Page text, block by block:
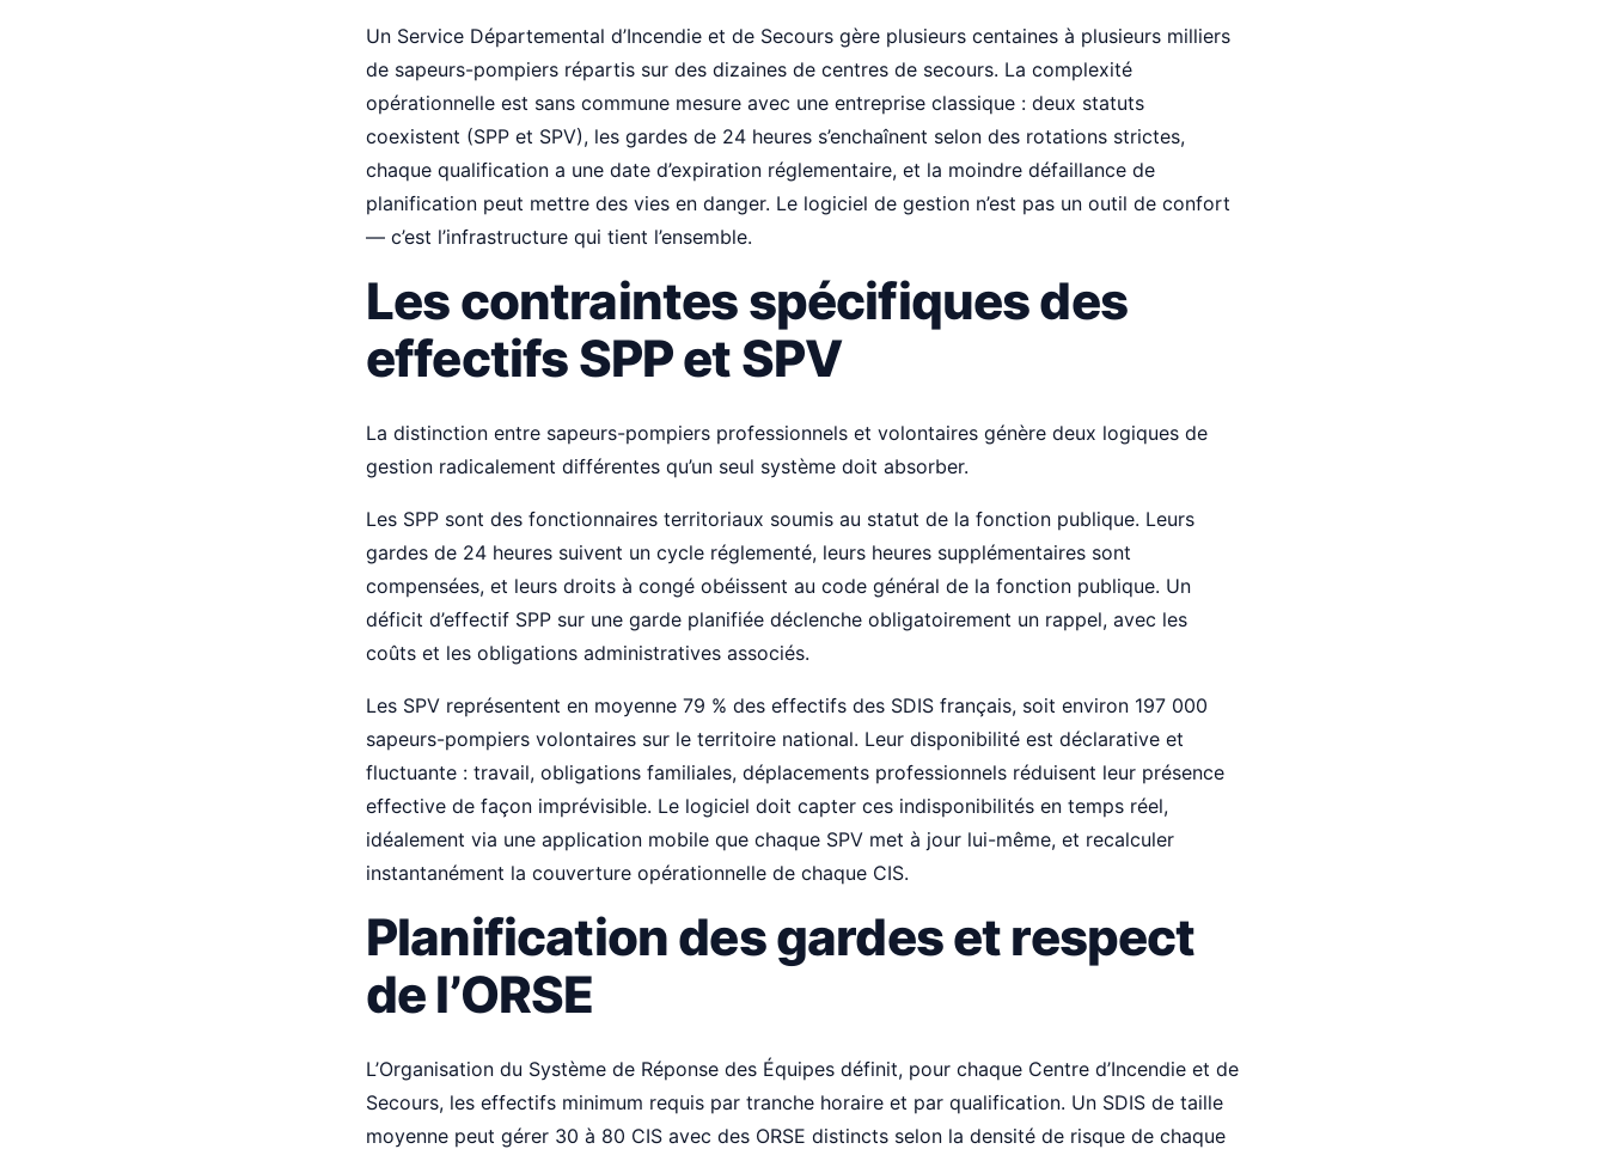
Un Service Départemental d’Incendie et de Secours gère plusieurs centaines à plusieurs milliers
de sapeurs-pompiers répartis sur des dizaines de centres de secours. La complexité
opérationnelle est sans commune mesure avec une entreprise classique : deux statuts
coexistent (SPP et SPV), les gardes de 24 heures s’enchaînent selon des rotations strictes,
chaque qualification a une date d’expiration réglementaire, et la moindre défaillance de
planification peut mettre des vies en danger. Le logiciel de gestion n’est pas un outil de confort
— c’est l’infrastructure qui tient l’ensemble.
Les contraintes spécifiques des
effectifs SPP et SPV
La distinction entre sapeurs-pompiers professionnels et volontaires génère deux logiques de
gestion radicalement différentes qu’un seul système doit absorber.
Les SPP sont des fonctionnaires territoriaux soumis au statut de la fonction publique. Leurs
gardes de 24 heures suivent un cycle réglementé, leurs heures supplémentaires sont
compensées, et leurs droits à congé obéissent au code général de la fonction publique. Un
déficit d’effectif SPP sur une garde planifiée déclenche obligatoirement un rappel, avec les
coûts et les obligations administratives associés.
Les SPV représentent en moyenne 79 % des effectifs des SDIS français, soit environ 197 000
sapeurs-pompiers volontaires sur le territoire national. Leur disponibilité est déclarative et
fluctuante : travail, obligations familiales, déplacements professionnels réduisent leur présence
effective de façon imprévisible. Le logiciel doit capter ces indisponibilités en temps réel,
idéalement via une application mobile que chaque SPV met à jour lui-même, et recalculer
instantanément la couverture opérationnelle de chaque CIS.
Planification des gardes et respect
de l’ORSE
L’Organisation du Système de Réponse des Équipes définit, pour chaque Centre d’Incendie et de
Secours, les effectifs minimum requis par tranche horaire et par qualification. Un SDIS de taille
moyenne peut gérer 30 à 80 CIS avec des ORSE distincts selon la densité de risque de chaque